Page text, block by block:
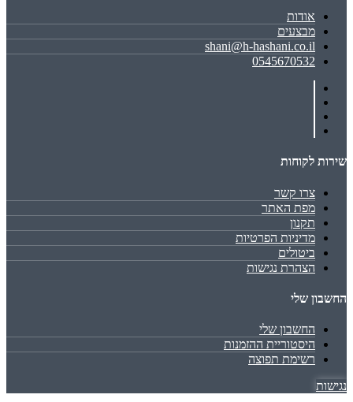
אודות
מבצעים
shani@h-hashani.co.il
0545670532
שירות לקוחות
צרו קשר
מפת האתר
תקנון
מדיניות הפרטיות
ביטולים
הצהרת נגישות
החשבון שלי
החשבון שלי
היסטוריית ההזמנות
רשימת תפוצה
נגישות